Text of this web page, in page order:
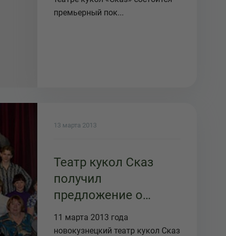
премьерный пок...
13 марта 2013
Театр кукол Сказ
получил
предложение о
сотрудничестве с
театром кукол из
11 марта 2013 года
новокузнецкий театр кукол Сказ